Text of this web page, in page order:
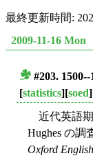
最終更新時間:
2009-11-16 Mon
#203.
[statistics][soed]
近代英語期
Hughes の調
Oxford